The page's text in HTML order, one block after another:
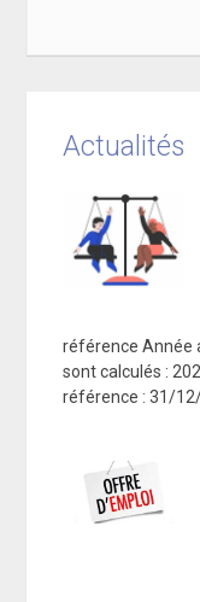
Actualités
référence Année
sont calculés :
référence : 31/